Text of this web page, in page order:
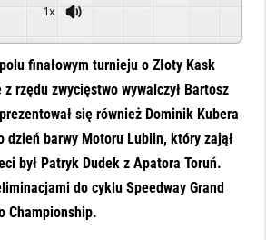
1x
finałowym turnieju o Złoty Kask
rzędu zwycięstwo wywalczył Bartosz
się również Dominik Kubera
dzień barwy Motoru Lublin, który zajął
był Patryk Dudek z Apatora Toruń.
do cyklu Speedway Grand
Championship.